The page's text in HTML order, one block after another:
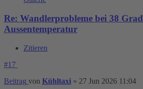
Re: Wandlerprobleme bei 38 Grad
Aussentemperatur
Zitieren
#17
Beitrag von Kühltaxi » 27 Jun 2026 11:04